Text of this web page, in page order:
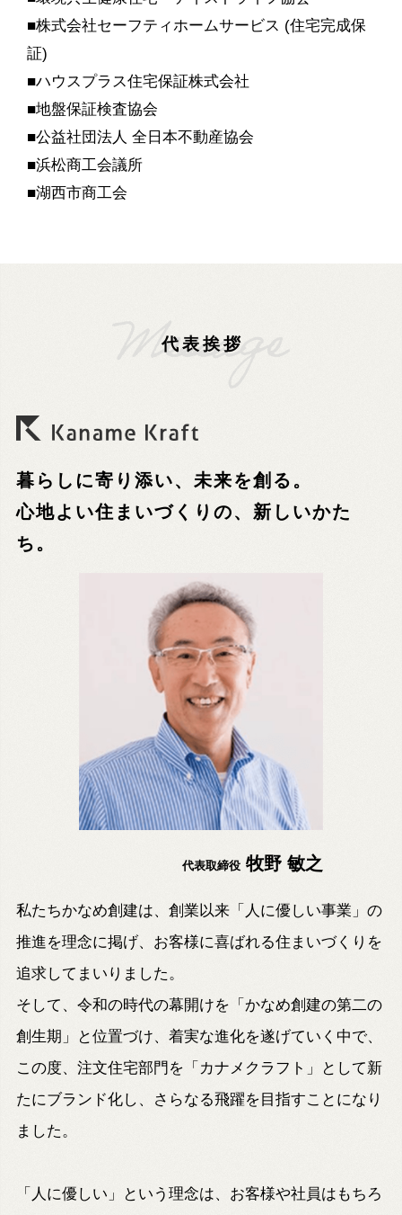
■株式会社セーフティホームサービス (住宅完成保
証)
■ハウスプラス住宅保証株式会社
■地盤保証検査協会
■公益社団法人 全日本不動産協会
■浜松商工会議所
■湖西市商工会
代表挨拶
暮らしに寄り添い、未来を創る。
心地よい住まいづくりの、新しいかた
ち。
代表取締役 牧野 敏之
私たちかなめ創建は、創業以来「人に優しい事業」の
推進を理念に掲げ、 お客様に喜ばれる住まいづくりを
追求してまいりました。
そして、令和の時代の幕開けを「かなめ創建の第二の
創生期」と位置づけ、着実な進化を遂げていく中で、
この度、注文住宅部門を「カナメクラフト」として新
たにブランド化し、さらなる飛躍を目指すことになり
ました。
「人に優しい」という理念は、お客様や社員はもちろ